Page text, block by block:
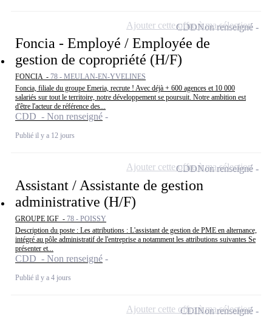
Foncia - Employé / Employée de
gestion de copropriété (H/F)
FONCIA - 78 - MEULAN-EN-YVELINES
Foncia, filiale du groupe Emeria, recrute ! Avec déjà + 600 agences et 10 000
salariés sur tout le territoire, notre développement se poursuit. Notre ambition est
d'être l'acteur de référence des...
CDD - Non renseigné
Publié il y a 12 jours
CDDNon renseigné
Ajouter cette offre à ma sélection
Assistant / Assistante de gestion
administrative (H/F)
GROUPE IGF - 78 - POISSY
Description du poste : Les attributions : L'assistant de gestion de PME en alternance,
intégré au pôle administratif de l'entreprise a notamment les attributions suivantes Se
présenter et...
CDD - Non renseigné
Publié il y a 4 jours
CDDNon renseigné
Ajouter cette offre à ma sélection
CDINon renseigné
Ajouter cette offre à ma sélection